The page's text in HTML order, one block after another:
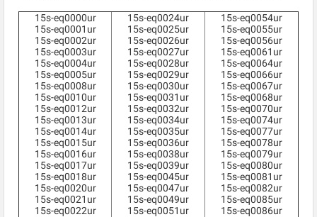
15s-eq0000ur
15s-eq0001ur
15s-eq0002ur
15s-eq0003ur
15s-eq0004ur
15s-eq0005ur
15s-eq0008ur
15s-eq0010ur
15s-eq0012ur
15s-eq0013ur
15s-eq0014ur
15s-eq0015ur
15s-eq0016ur
15s-eq0017ur
15s-eq0018ur
15s-eq0020ur
15s-eq0021ur
15s-eq0022ur
15s-eq0024ur
15s-eq0025ur
15s-eq0026ur
15s-eq0027ur
15s-eq0028ur
15s-eq0029ur
15s-eq0030ur
15s-eq0031ur
15s-eq0032ur
15s-eq0034ur
15s-eq0035ur
15s-eq0036ur
15s-eq0038ur
15s-eq0039ur
15s-eq0045ur
15s-eq0047ur
15s-eq0049ur
15s-eq0051ur
15s-eq0054ur
15s-eq0055ur
15s-eq0056ur
15s-eq0061ur
15s-eq0064ur
15s-eq0066ur
15s-eq0067ur
15s-eq0068ur
15s-eq0070ur
15s-eq0074ur
15s-eq0077ur
15s-eq0078ur
15s-eq0079ur
15s-eq0080ur
15s-eq0081ur
15s-eq0082ur
15s-eq0085ur
15s-eq0086ur